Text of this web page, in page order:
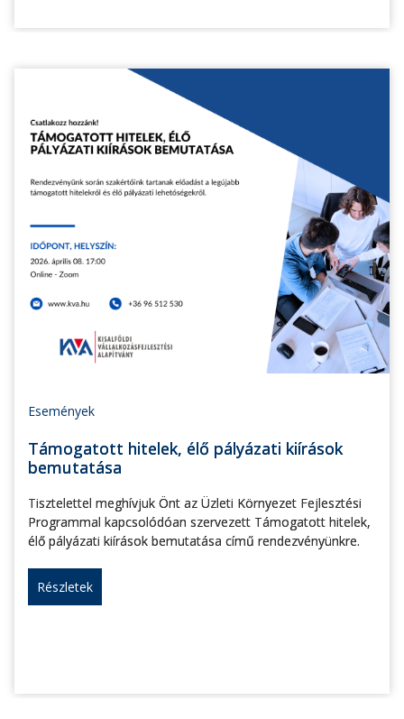
Események
Támogatott hitelek, élő pályázati kiírások
bemutatása
Tisztelettel meghívjuk Önt az Üzleti Környezet Fejlesztési
Programmal kapcsolódóan szervezett Támogatott hitelek,
élő pályázati kiírások bemutatása című rendezvényünkre.
Részletek